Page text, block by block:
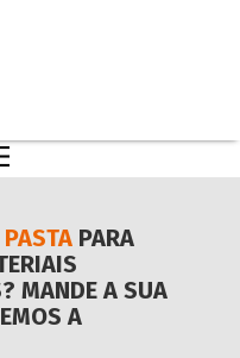
PARA
MANDE A SUA
A